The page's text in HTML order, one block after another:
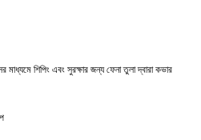
মাধ্যমে শিপিং এবং সুরক্ষার জন্য ফেনা তুলা দ্বারা কভার